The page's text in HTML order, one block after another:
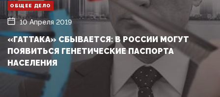
ОБЩЕЕ ДЕЛО
10 Апреля 2019
«ГАТТАКА» СБЫВАЕТСЯ: В РОССИИ МОГУТ
ПОЯВИТЬСЯ ГЕНЕТИЧЕСКИЕ ПАСПОРТА
НАСЕЛЕНИЯ